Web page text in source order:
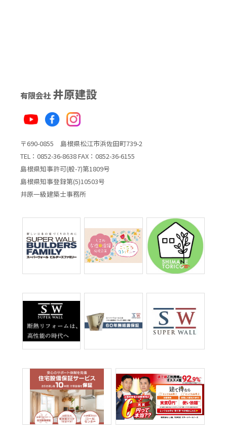
有限会社 井原建設
〒690-0855 島根県松江市浜佐田町739-2
TEL：0852-36-8638 FAX：0852-36-6155
島根県知事許可(般-7)第1809号
島根県知事登録第(5)10503号
井原一級建築士事務所